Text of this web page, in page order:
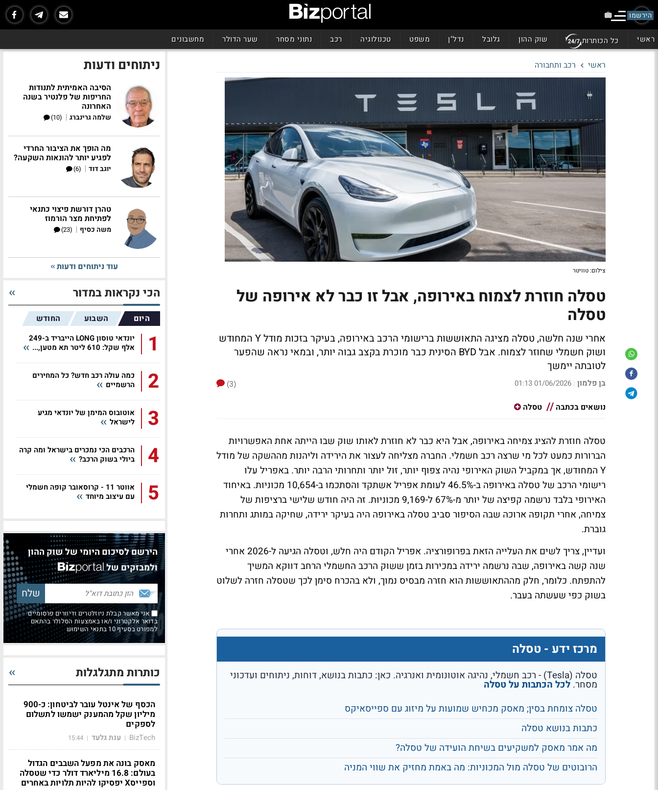
הירשמו
ראשי כל הכותרות שוק ההון גלובל נדל"ן משפט טכנולוגיה רכב נתוני מסחר שער הדולר מחשבונים
ראשי רכב ותחבורה
צילום: טוויטר
טסלה חוזרת לצמוח באירופה, אבל זו כבר לא אירופה של
טסלה
אחרי שנה חלשה, טסלה מציגה התאוששות ברישומי הרכב באירופה, בעיקר בזכות מודל Y המחודש
ושוק חשמלי שחוזר לצמוח. אבל BYD הסינית כבר מוכרת בקצב גבוה יותר, ובמאי נראה שהפער
לטובתה יימשך
בן פלמון |
01/06/2026 01:13
(3)
נושאים בכתבה
טסלה
טסלה חוזרת להציג צמיחה באירופה, אבל היא כבר לא חוזרת לאותו שוק שבו הייתה אחת האפשרויות
הברורות כמעט לכל מי שרצה רכב חשמלי. החברה מצליחה לעצור את הירידה וליהנות מההשקה של מודל
Y המחודש, אך במקביל השוק האירופי נהיה צפוף יותר, זול יותר ותחרותי הרבה יותר. באפריל עלו
רישומי הרכב של טסלה באירופה ב-46.5% לעומת אפריל אשתקד והסתכמו ב-10,654 מכוניות. באיחוד
האירופי בלבד נרשמה קפיצה של יותר מ-67% ל-9,169 מכוניות. זה היה חודש שלישי ברציפות של
צמיחה, אחרי תקופה ארוכה שבה הסיפור סביב טסלה באירופה היה בעיקר ירידה, שחיקה במותג ותחרות
גוברת.
ועדיין, צריך לשים את העלייה הזאת בפרופורציה. אפריל הקודם היה חלש, וטסלה הגיעה ל-2026 אחרי
שנה קשה באירופה, שבה נרשמה ירידה במכירות בזמן ששוק הרכב החשמלי הרחב דווקא המשיך
להתפתח. כלומר, חלק מההתאוששות הוא חזרה מבסיס נמוך, ולא בהכרח סימן לכך שטסלה חזרה לשלוט
בשוק כפי שעשתה בעבר.
מרכז ידע - טסלה
טסלה (Tesla) - רכב חשמלי, נהיגה אוטונומית ואנרגיה. כאן: כתבות בנושא, דוחות, ניתוחים ועדכוני
מסחר.לכל הכתבות על טסלה
טסלה צומחת בסין; מאסק מכחיש שמועות על מיזוג עם ספייסאיקס
כתבות בנושא טסלה
מה אמר מאסק למשקיעים בשיחת הועידה של טסלה?
הרובוטים של טסלה מול המכוניות: מה באמת מחזיק את שווי המניה
ניתוחים ודעות
הסיבה האמיתית לתנודות
החריפות של פלנטיר בשנה
האחרונה
שלמה גרינברג |
(10)
מה הופך את הציבור החרדי
לפגיע יותר להונאות השקעה?
יוגב דוד |
(6)
טהרן דורשת פיצוי כתנאי
לפתיחת מצר הורמוז
משה כסיף |
(23)
עוד ניתוחים ודעות
הכי נקראות במדור
היום השבוע החודש
1
יונדאי טוסון LONG הייבריד ב-249
אלף שקל: 610 ליטר תא מטען,...
2
כמה עולה רכב חדש? כל המחירים
הרשמיים
3
אוטובוס המימן של יונדאי מגיע
לישראל
4
הרכבים הכי נמכרים בישראל ומה קרה
ביולי בשוק הרכב?
5
אווטר 11 - קרוסאובר קופה חשמלי
עם עיצוב מיוחד
הירשם לסיכום היומי של שוק ההון
ולמבזקים של
אני מאשר קבלת ניוזלטרים ודיוורים פרסומיים
בדואר אלקטרוני ו/או באמצעות הסלולר בהתאם
למפורט בסעיף 10 בתנאי השימוש
כותרות מתגלגלות
הכסף של אינטל עובר לביטחון: כ-900
מיליון שקל מהמענק ישמשו לתשלום
לספקים
BizTech
| ענת גלעד |
15:44
מאסק בונה את מפעל השבבים הגדול
בעולם: 16.8 מיליארד דולר כדי שטסלה
וספייסX יפסיקו להיות תלויות באחרים